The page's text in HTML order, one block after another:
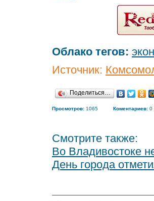
Облако тегов:
Источник:
Поделиться…
Просмотров: 1065 Коментариев: 0
Смотрите также:
Во Владивостоке
День города